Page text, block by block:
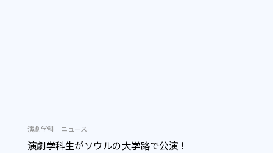
演劇学科 ニュース
演劇学科生がソウルの大学路で公演！